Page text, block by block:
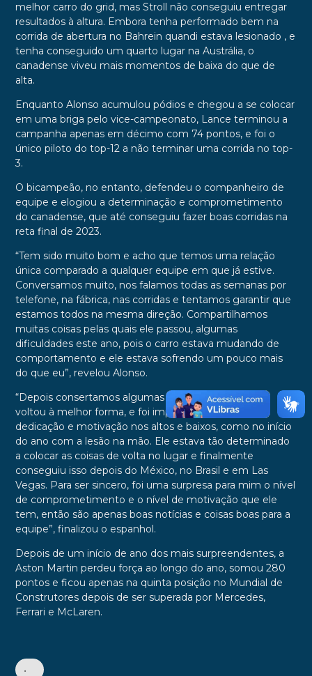
melhor carro do grid, mas Stroll não conseguiu entregar
resultados à altura. Embora tenha performado bem na
corrida de abertura no Bahrein quandi estava lesionado , e
tenha conseguido um quarto lugar na Austrália, o
canadense viveu mais momentos de baixa do que de
alta.
Enquanto Alonso acumulou pódios e chegou a se colocar
em uma briga pelo vice-campeonato, Lance terminou a
campanha apenas em décimo com 74 pontos, e foi o
único piloto do top-12 a não terminar uma corrida no top-
3.
O bicampeão, no entanto, defendeu o companheiro de
equipe e elogiou a determinação e comprometimento
do canadense, que até conseguiu fazer boas corridas na
reta final de 2023.
“Tem sido muito bom e acho que temos uma relação
única comparado a qualquer equipe em que já estive.
Conversamos muito, nos falamos todas as semanas por
telefone, na fábrica, nas corridas e tentamos garantir que
estamos todos na mesma direção. Compartilhamos
muitas coisas pelas quais ele passou, algumas
dificuldades este ano, pois o carro estava mudando de
comportamento e ele estava sofrendo um pouco mais
do que eu”, revelou Alonso.
“Depois consertamos algumas coisas no carro e ele
voltou à melhor forma, e foi impressionante ver sua
dedicação e motivação nos altos e baixos, como no início
do ano com a lesão na mão. Ele estava tão determinado
a colocar as coisas de volta no lugar e finalmente
conseguiu isso depois do México, no Brasil e em Las
Vegas. Para ser sincero, foi uma surpresa para mim o nível
de comprometimento e o nível de motivação que ele
tem, então são apenas boas notícias e coisas boas para a
equipe”, finalizou o espanhol.
Depois de um início de ano dos mais surpreendentes, a
Aston Martin perdeu força ao longo do ano, somou 280
pontos e ficou apenas na quinta posição no Mundial de
Construtores depois de ser superada por Mercedes,
Ferrari e McLaren.
•